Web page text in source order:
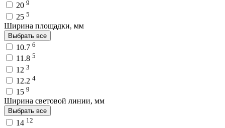
20 9
25 5
Ширина площадки, мм
Выбрать все
10.7 6
11.8 5
12 3
12.2 4
15 9
Ширина световой линии, мм
Выбрать все
14 12